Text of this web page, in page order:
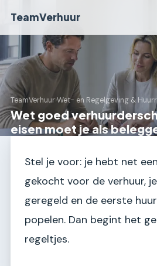
TeamVerhuur
TeamVerhuur›Wet- en Regelgeving &
Wet goed
eisen moet je als
Stel je voor: je hebt net
gekocht voor de verhuur,
geregeld en de eerste
popelen. Dan begint het
regeltjes.